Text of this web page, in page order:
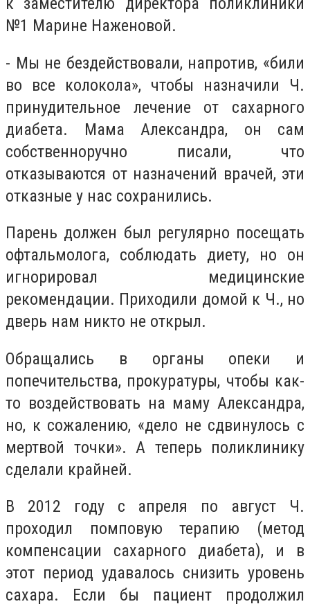
№1 Марине Наженовой.
- Мы не бездействовали, напротив, «били
во все колокола», чтобы назначили Ч.
принудительное лечение от сахарного
диабета. Мама Александра, он сам
собственноручно писали, что
отказываются от назначений врачей, эти
отказные у нас сохранились.
Парень должен был регулярно посещать
офтальмолога, соблюдать диету, но он
игнорировал медицинские
рекомендации. Приходили домой к Ч., но
дверь нам никто не открыл.
Обращались в органы опеки и
попечительства, прокуратуры, чтобы как-
то воздействовать на маму Александра,
но, к сожалению, «дело не сдвинулось с
мертвой точки». А теперь поликлинику
сделали крайней.
В 2012 году с апреля по август Ч.
проходил помповую терапию (метод
компенсации сахарного диабета), и в
этот период удавалось снизить уровень
сахара. Если бы пациент продолжил